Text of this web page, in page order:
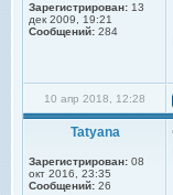
Зарегистрирован: 13
дек 2009, 19:21
Сообщений: 284
10 апр 2018, 12:28
Tatyana
Зарегистрирован: 08
окт 2016, 23:35
Сообщений: 26